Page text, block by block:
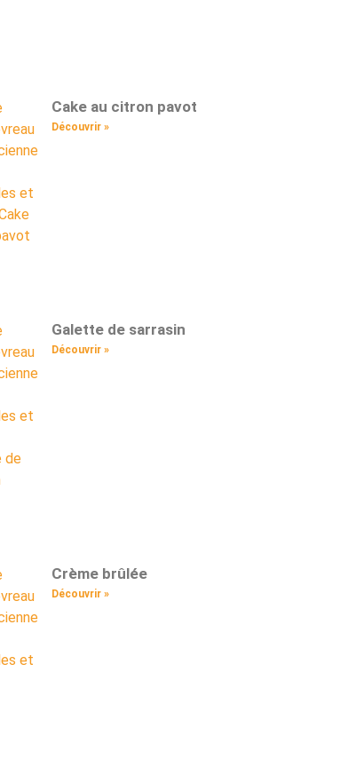
Cake au citron pavot
Découvrir »
Galette de sarrasin
Découvrir »
Crème brûlée
Découvrir »